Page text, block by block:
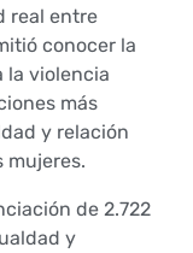
real entre
conocer la
la violencia
más
y relación
mujeres.
de 2.722
y